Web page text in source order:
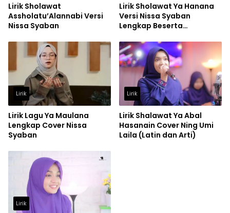
Lirik Sholawat
Assholatu’Alannabi Versi
Nissa Syaban
Lirik Sholawat Ya Hanana
Versi Nissa Syaban
Lengkap Beserta
Lirik
Lirik Lagu Ya Maulana
Lengkap Cover Nissa
Syaban
Lirik
Lirik Shalawat Ya Abal
Hasanain Cover Ning Umi
Laila (Latin dan Arti)
Lirik